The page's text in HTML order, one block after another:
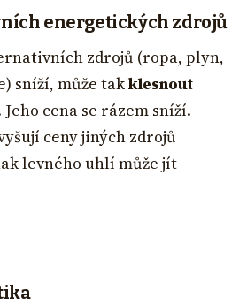
energetických zdrojů
zdrojů (ropa, plyn,
sníží, může takklesnout
Jeho cena se rázem sníží.
ceny jiných zdrojů
levného uhlí může jít